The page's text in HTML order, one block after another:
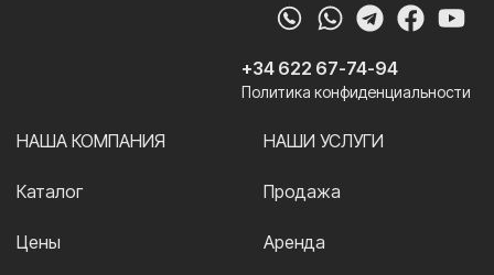
+34 622 67-74-94
Политика конфиденциальности
НАША КОМПАНИЯ
Каталог
Цены
НАШИ УСЛУГИ
Продажа
Аренда